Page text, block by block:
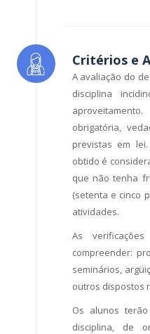
Critérios e
A avaliação do
disciplina
obrigatória,
previstas em
obtido é
que não tenha
(setenta e cinco
atividades.
As
compreender:
seminários,
outros dispostos
Os alunos
disciplina, de